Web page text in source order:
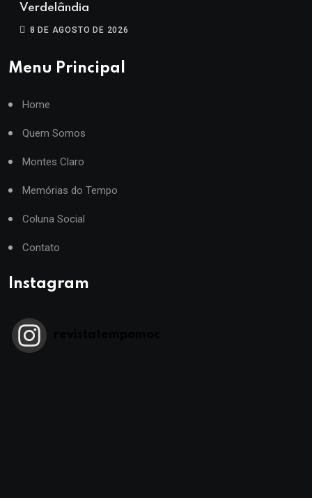
Verdelândia
8 DE AGOSTO DE 2026
Menu Principal
Home
Quem Somos
Montes Claro
Memórias do Tempo
Coluna Social
Contato
Instagram